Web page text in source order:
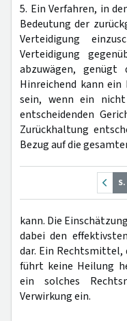
5. Ein Verfahren, in
Bedeutung der
Verteidigung
Verteidigung
abzuwägen, genügt
Hinreichend kann ein
sein, wenn ein
entscheidenden
Zurückhaltung
Bezug auf die
kann. Die
dabei den
dar. Ein Rechtsmittel,
führt keine Heilung
ein solches
Verwirkung ein.